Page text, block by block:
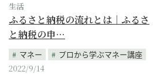
生活
ふるさと納税の流れとは｜ふるさ
と納税の申…
マネー
プロから学ぶマネー講座
2022/9/14